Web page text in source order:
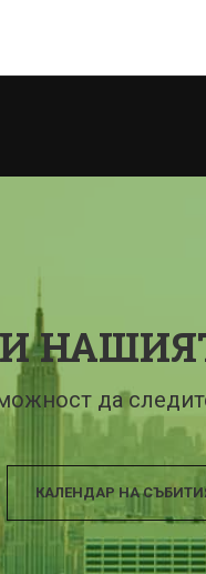
да
КАЛЕНДАР НА